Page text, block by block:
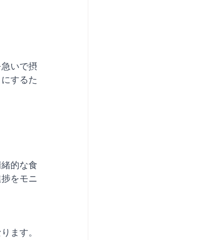
いで摂
するた
的な食
をモニ
ます。